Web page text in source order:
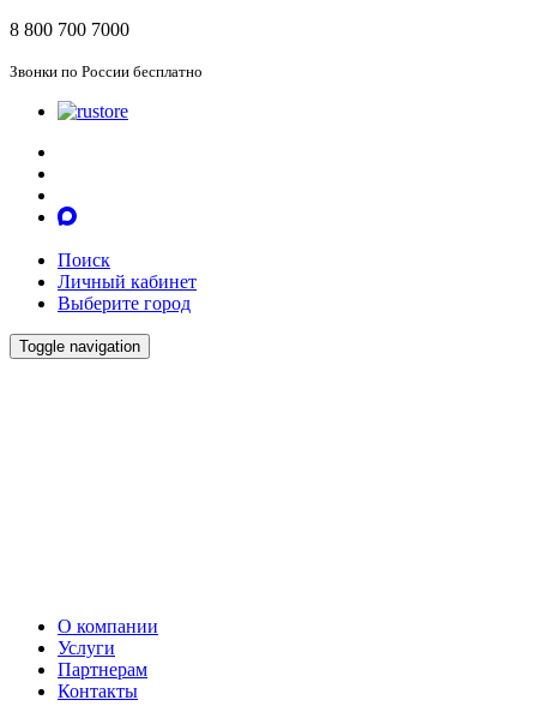
8 800 700 7000
Звонки по России бесплатно
Поиск
Личный кабинет
Выберите город
Toggle navigation
О компании
Услуги
Партнерам
Контакты